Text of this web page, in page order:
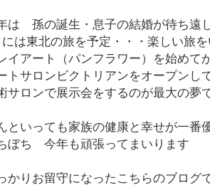
は 孫の誕生・息子の結婚が待ち遠
は東北の旅を予定・・・楽しい旅
イアート（パンフラワー）を始めて
トサロンビクトリアンをオープンし
サロンで展示会をするのが最大の夢
といっても家族の健康と幸せが一番
ぼち 今年も頑張ってまいります
かりお留守になったこちらのブログ